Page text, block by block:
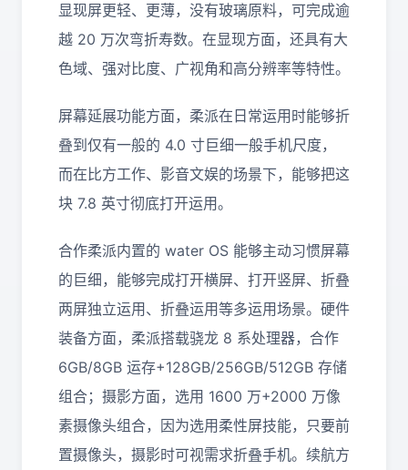
显现屏更轻、更薄，没有玻璃原料，可完成逾
越 20 万次弯折寿数。在显现方面，还具有大
色域、强对比度、广视角和高分辨率等特性。
屏幕延展功能方面，柔派在日常运用时能够折
叠到仅有一般的 4.0 寸巨细一般手机尺度，
而在比方工作、影音文娱的场景下，能够把这
块 7.8 英寸彻底打开运用。
合作柔派内置的 water OS 能够主动习惯屏幕
的巨细，能够完成打开横屏、打开竖屏、折叠
两屏独立运用、折叠运用等多运用场景。硬件
装备方面，柔派搭载骁龙 8 系处理器，合作
6GB/8GB 运存+128GB/256GB/512GB 存储
组合；摄影方面，选用 1600 万+2000 万像
素摄像头组合，因为选用柔性屏技能，只要前
置摄像头，摄影时可视需求折叠手机。续航方